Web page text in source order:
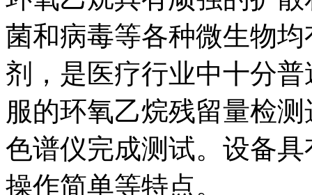
菌和病毒等各种微生物
剂，是医疗行业中十分
服的环氧乙烷残留量检
色谱仪完成测试。设备
操作简单等特点。